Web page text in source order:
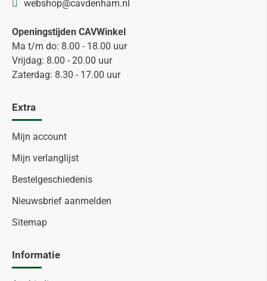
webshop@cavdenham.nl
Openingstijden CAVWinkel
Ma t/m do: 8.00 - 18.00 uur
Vrijdag: 8.00 - 20.00 uur
Zaterdag: 8.30 - 17.00 uur
Extra
Mijn account
Mijn verlanglijst
Bestelgeschiedenis
Nieuwsbrief aanmelden
Sitemap
Informatie